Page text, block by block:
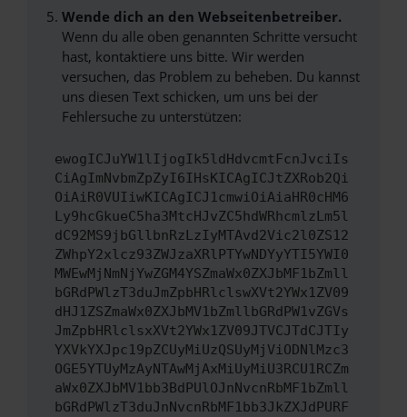
Wende dich an den Webseitenbetreiber.
Wenn du alle oben genannten Schritte versucht
hast, kontaktiere uns bitte. Wir werden
versuchen, das Problem zu beheben. Du kannst
uns diesen Text schicken, um uns bei der
Fehlersuche zu unterstützen:
ewogICJuYW1lIjogIk5ldHdvcmtFcnJvciIs
CiAgImNvbmZpZyI6IHsKICAgICJtZXRob2Qi
OiAiR0VUIiwKICAgICJ1cmwiOiAiaHR0cHM6
Ly9hcGkueC5ha3MtcHJvZC5hdWRhcmlzLm5l
dC92MS9jbGllbnRzLzIyMTAvd2Vic2l0ZS12
ZWhpY2xlcz93ZWJzaXRlPTYwNDYyYTI5YWI0
MWEwMjNmNjYwZGM4YSZmaWx0ZXJbMF1bZmll
bGRdPWlzT3duJmZpbHRlclswXVt2YWx1ZV09
dHJ1ZSZmaWx0ZXJbMV1bZmllbGRdPW1vZGVs
JmZpbHRlclsxXVt2YWx1ZV09JTVCJTdCJTIy
YXVkYXJpc19pZCUyMiUzQSUyMjViODNlMzc3
OGE5YTUyMzAyNTAwMjAxMiUyMiU3RCU1RCZm
aWx0ZXJbMV1bb3BdPUlOJnNvcnRbMF1bZmll
bGRdPWlzT3duJnNvcnRbMF1bb3JkZXJdPURF